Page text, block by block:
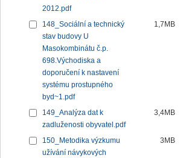
2012.pdf
148_Sociální a technický
stav budovy U
Masokombinátu č.p.
698.Východiska a
doporučení k nastavení
systému prostupného
byd~1.pdf
1,7MB
149_Analýza dat k
zadluženosti obyvatel.pdf
3,4MB
150_Metodika výzkumu
užívání návykových
3MB